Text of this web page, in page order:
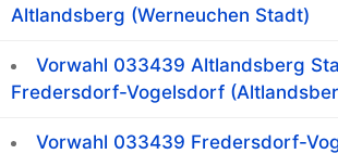
Altlandsberg (Werneuchen Stadt)
Vorwahl 033439 Altlandsberg
Fredersdorf-Vogelsdorf
Vorwahl 033439 Fredersdorf-